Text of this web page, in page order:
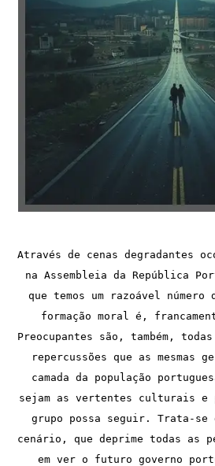
Através de cenas degradantes
na Assembleia da República
que temos um razoável
formação moral é,
Preocupantes são, também,
repercussões que as mesmas
camada da população
sejam as vertentes culturais e
grupo possa seguir. Trata-se
cenário, que deprime todas as
em ver o futuro governo